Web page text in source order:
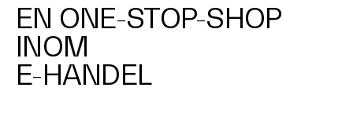
EN ONE-STOP-SHOP
INOM
E-HANDEL